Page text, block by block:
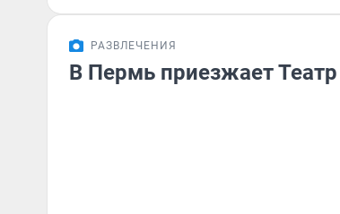
РАЗВЛЕЧЕНИЯ
В Пермь приезжает